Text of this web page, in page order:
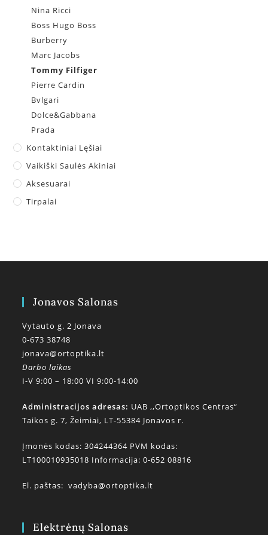
Nina Ricci
Boss Hugo Boss
Burberry
Marc Jacobs
Tommy Filfiger
Pierre Cardin
Bvlgari
Dolce&Gabbana
Prada
Kontaktiniai Lęšiai
Vaikiški Saulės Akiniai
Aksesuarai
Tirpalai
Jonavos Salonas
Vytauto g. 2 Jonava
0-673 38748
jonava@ortoptika.lt
Darbo laikas
I-V 9:00 – 18:00 VI 9:00-14:00
Administracijos adresas: UAB ,,Ortoptikos Centras“
Taikos g. 7, Žeimiai, LT-55384 Jonavos r.
Įmonės kodas: 304244364 PVM kodas:
LT100010935018 Informacija: 0-652 08816
El. paštas:vadyba@ortoptika.lt
Elektrėnų Salonas